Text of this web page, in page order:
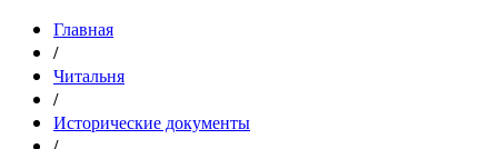
Главная
/
Читальня
/
Исторические документы